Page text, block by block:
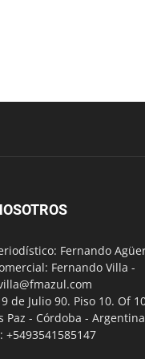
Fernando
Fernando Villa -
de Julio 90. Piso 10. Of
Paz - Córdoba - Argentina
+5493541585147